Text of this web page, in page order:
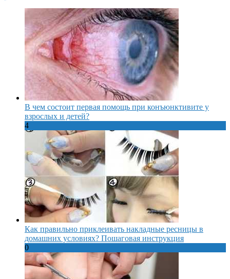
В чем состоит первая помощь при конъюнктивите у
взрослых и детей?
4
Как правильно приклеивать накладные ресницы в
домашних условиях? Пошаговая инструкция
0